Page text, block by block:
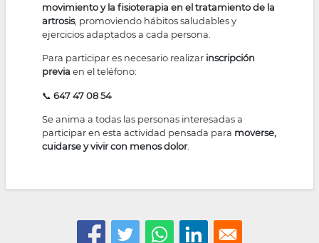
movimiento y la fisioterapia en el tratamiento de la
artrosis, promoviendo hábitos saludables y
ejercicios adaptados a cada persona.
Para participar es necesario realizar inscripción
previa en el teléfono:
📞647 47 08 54
Se anima a todas las personas interesadas a
participar en esta actividad pensada para moverse,
cuidarse y vivir con menos dolor.